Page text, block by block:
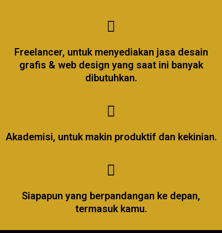
Freelancer, untuk menyediakan jasa desain
grafis & web design yang saat ini banyak
dibutuhkan.
Akademisi, untuk makin produktif dan kekinian.
Siapapun yang berpandangan ke depan,
termasuk kamu.